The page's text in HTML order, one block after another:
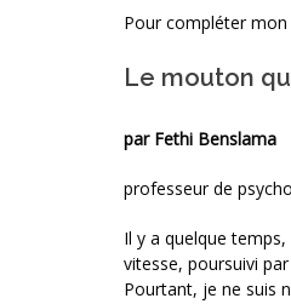
Pour compléter mon
Le mouton
par Fethi Benslama
professeur de
Il y a quelque
vitesse, poursuivi
Pourtant, je ne suis